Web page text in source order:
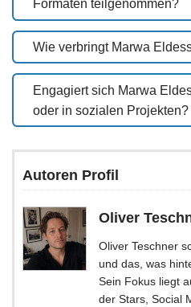
Formaten teilgenommen?
Wie verbringt Marwa
Engagiert sich Marwa
oder in sozialen Projekten?
Autoren Profil
Oliver
Oliver Teschner
und das, was
Sein Fokus liegt
der Stars, Social